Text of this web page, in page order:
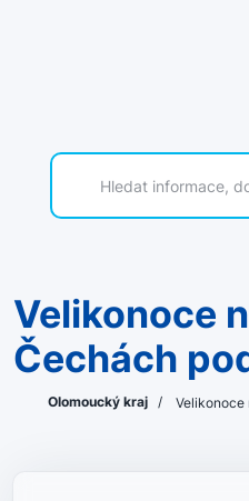
Velikonoce na zámku v
Čechách
Olomoucký kraj / Velikonoce